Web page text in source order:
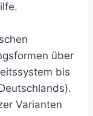
über
bis
Varianten